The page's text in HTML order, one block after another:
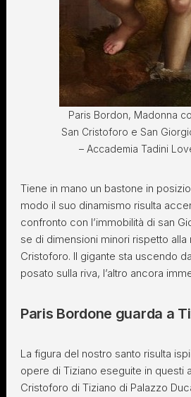
Paris Bordon, Madonna
San Cristoforo e San
– Accademia Tadini
Tiene in mano un bastone in
modo il suo dinamismo risulta
confronto con l’immobilità di san
se di dimensioni minori rispetto alla
Cristoforo. Il gigante sta uscendo
posato sulla riva, l’altro ancora
Paris Bordone guarda a
La figura del nostro santo risulta
opere di Tiziano eseguite in questi
Cristoforo di Tiziano di Palazzo